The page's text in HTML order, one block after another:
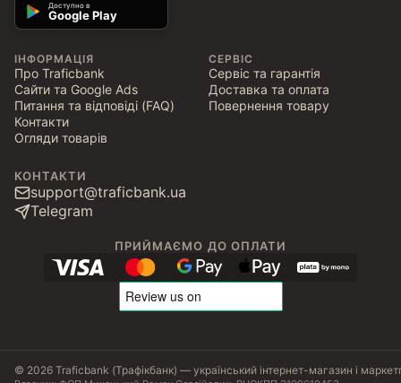
Доступно в
Google Play
ІНФОРМАЦІЯ
Про Traficbank
Сайти та Google Ads
Питання та відповіді (FAQ)
Контакти
Огляди товарів
СЕРВІС
Сервіс та гарантія
Доставка та оплата
Повернення товару
КОНТАКТИ
support@traficbank.ua
Telegram
ПРИЙМАЄМО ДО ОПЛАТИ
© 2026 Traficbank (Трафікбанк) — український інтернет-магазин і